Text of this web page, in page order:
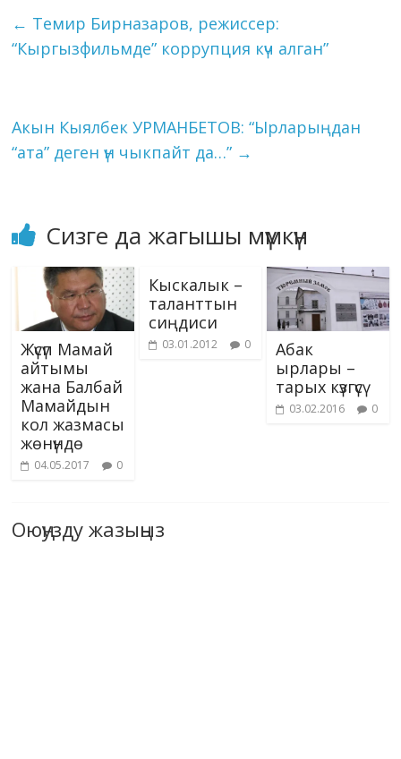
o
o
a
m
dI
n
r er A
p g
ki
l et y
Li
e
← Темир Бирназаров, режиссер:
“Кыргызфильмде” коррупция күч алган”
Акын Кыялбек УРМАНБЕТОВ: “Ырларыңдан
“ата” деген үн чыкпайт да…” →
Сизге да жагышы мүмкүн
Жүсүп Мамай
айтымы
жана Балбай
Мамайдын
кол жазмасы
жөнүндө
04.05.2017 0
Кыскалык –
таланттын
сиңдиси
03.01.2012 0
Абак
ырлары –
тарых күзгүсү
03.02.2016 0
Оюңузду жазыңыз